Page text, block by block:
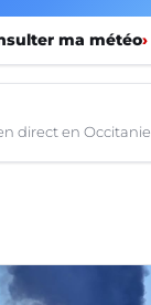
ma météo›
direct en Occitanie